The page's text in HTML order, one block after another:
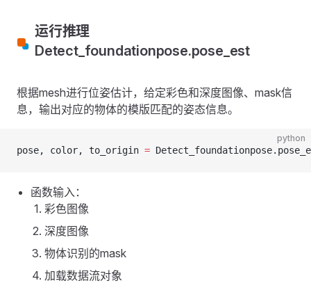
运行推理
Detect_foundationpose.pose_est
根据mesh进行位姿估计，给定彩色和深度图像、mask信
息，输出对应的物体的模版匹配的姿态信息。
python
pose, color, to_origin =
函数输入：
彩色图像
深度图像
物体识别的mask
加载数据流对象